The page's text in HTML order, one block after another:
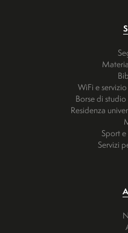
WiFi e
Borse di
Residenza
Sport
Servizi